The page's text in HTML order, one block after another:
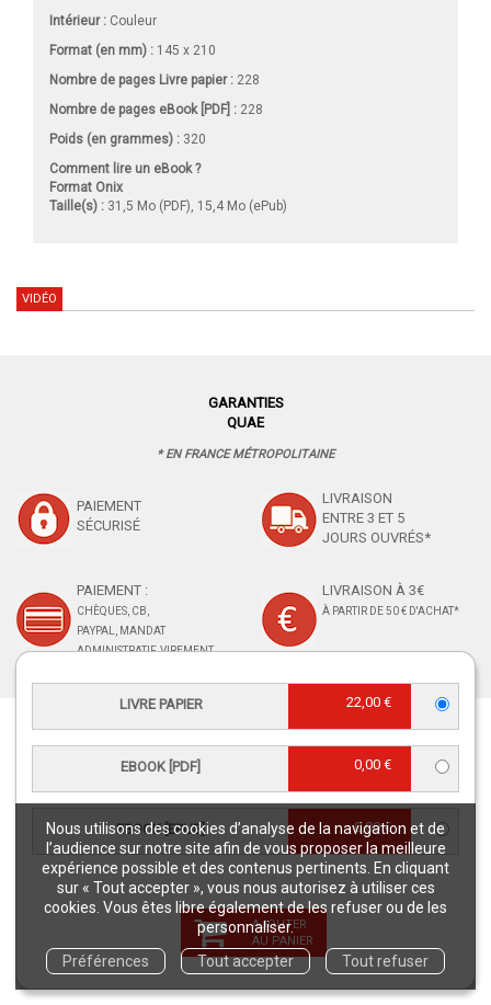
Nous utilisons des cookies d’analyse de la navigation et de
l’audience sur notre site afin de vous proposer la meilleure
expérience possible et des contenus pertinents. En cliquant
sur « Tout accepter », vous nous autorisez à utiliser ces
cookies. Vous êtes libre également de les refuser ou de les
personnaliser.
Préférences
Tout accepter Tout refuser
LIVRE PAPIER 22,00 €
EBOOK [PDF] 0,00 €
EBOOK [EPUB] 0,00 €
AJOUTER
AU PANIER
Intérieur : Couleur
Format (en mm) : 145 x 210
Nombre de pages Livre papier: 228
Nombre de pages eBook [PDF] : 228
Poids (en grammes) : 320
Comment lire un eBook ?
Format Onix
Taille(s) : 31,5 Mo (PDF), 15,4 Mo (ePub)
VIDÉO
GARANTIES
QUAE
* EN FRANCE MÉTROPOLITAINE
PAIEMENT
SÉCURISÉ
LIVRAISON
ENTRE 3 ET 5
JOURS OUVRÉS*
PAIEMENT :
CHÈQUES, CB,
PAYPAL, MANDAT
ADMINISTRATIF, VIREMENT
LIVRAISON À 3€
À PARTIR DE 50 € D'ACHAT*
RETROUVEZ-NOUS
CONTACT SERVICE CLIENTS
serviceclients@quae.fr
Éditions Quae - c/o INRAE RD 10 -
78026 Versailles Cedex